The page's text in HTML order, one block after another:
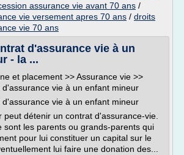
assurance vie avant 70 ans /
vie versement apres 70 ans / droits
vie 70 ans
d'assurance vie à un
- la ...
et placement >> Assurance vie >>
vie à un enfant mineur
vie à un enfant mineur
peut détenir un contrat d'assurance-vie.
sont les parents ou grands-parents qui
pour lui constituer un capital sur le
lui faire une donation des...